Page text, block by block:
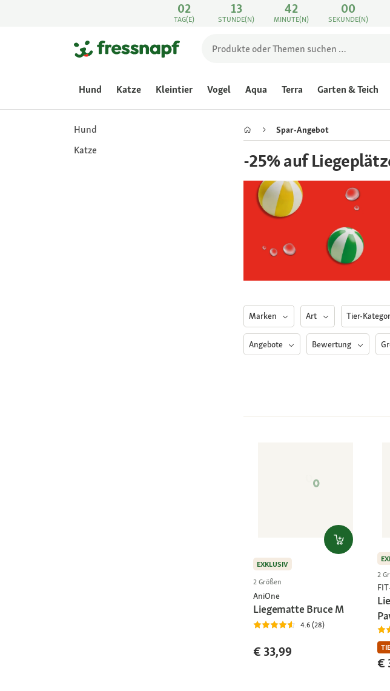
02
TAG(E)
13
STUNDE(N)
42
MINUTE(N)
00
SEKUNDE(N)
Hund Katze Kleintier Vogel Aqua Terra Garten & Teich
Hund
Katze
Spar-Angebot
-25% auf
Marken Art Tier-
Angebote Bewertung
EXKLUSIV
2 Größen
AniOne
Liegematte Bruce M
4.6 (28)
€ 33,99
2
€